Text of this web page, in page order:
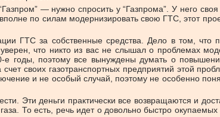
— нужно спросить у “Газпрома”. У него своя
по силам модернизировать свою ГТС, этот
ГТС за собственные средства. Дело в том, что
что никто из вас не слышал о проблемах
е годы, поэтому все вынуждены думать о
своих газотранспортных предприятий этой
и не особый случай, поэтому не особенно
Эти деньги практически все возвращаются и
То есть, речь идет о довольно быстро